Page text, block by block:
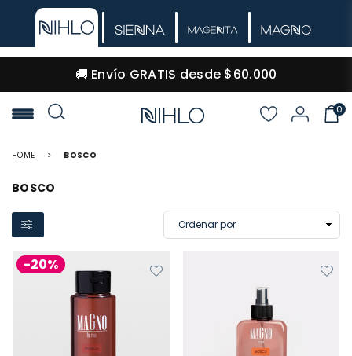
🔒 Pago 100% seguro · Envíos a todo Colombia
NIHLO
0
HOME > BOSCO
BOSCO
-20%